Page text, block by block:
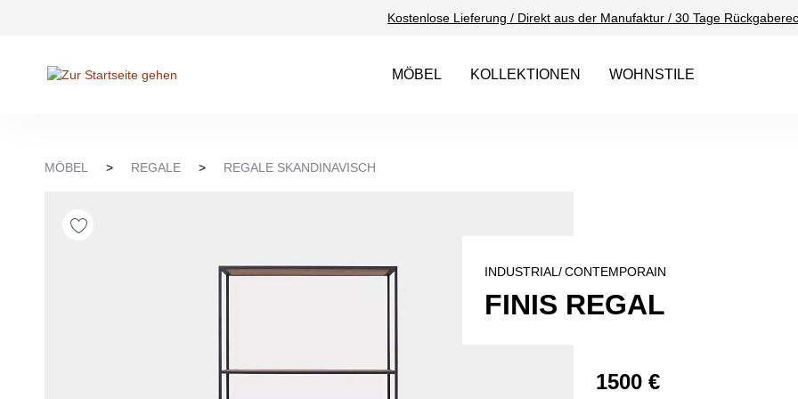
Kostenlose Lieferung / Direkt aus der Manufaktur / 30 Tage
MÖBEL KOLLEKTIONEN WOHNSTILE
MÖBEL > REGALE > REGALE SKANDINAVISCH
INDUSTRIAL/CONTEMPORAIN
FINIS REGAL
1500 €